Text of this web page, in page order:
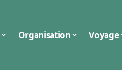
Organisation Voyage